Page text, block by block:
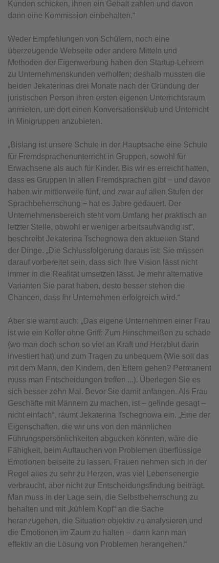
Kunden schicken, ihnen ein Gehalt zahlen und davon
dann eine Kommission einbehalten.“
Weder Empfehlungen von Schülern, noch eine
überzeugende Webseite oder andere Mitteln und
Methoden der Eigenwerbung haben den Startup-Lehrern
zu Unternehmenskunden verholfen; deshalb mussten die
beiden Jekaterinas drei Monate nach der Gründung der
juristischen Person ihren ersten eigenen Unterrichtsraum
anmieten, um dort einen Konversationsklub und Unterricht
in Minigruppen anzubieten.
„Bislang ist unsere Schule in der Hauptsache eine Schule
für Fremdsprachenunterricht in Gruppen, sowohl für
Erwachsene als auch für Kinder. Bis wir es erreicht hatten,
dass es Gruppen in allen Fremdsprachen gibt − und davon
haben wir mittlerweile fünf, und zwar auf allen Stufen der
Sprachbeherrschung − hat es Jahre gedauert. Der
Unternehmensbereich steht vom Umfang her praktisch an
letzter Stelle, obwohl er weniger arbeitsaufwändig ist“,
beschreibt Jekaterina Tschegnowa den aktuellen Stand
der Dinge. „Die Schlussfolgerung daraus ist: Sie müssen
darauf vorbereitet sein, dass sich Ihre Vision lässt nicht
immer in die Realität umsetzen lässt. Je mehr alternative
Varianten Sie parat haben, desto besser stehen die
Chancen, dass Ihr Unternehmen erfolgreich wird.“
Aber sie warnt auch: „Das eigene Unternehmen einer Frau
ist wie ein Koffer ohne Griff: Zum Hinschmeißen zu schade
(wo man doch schon so viel an Kraft und Herzblut darin
investiert hat) und zum Tragen zu unbequem (Wie soll das
mit dem Mann, den Kindern, den Eltern gehen? Permanent
muss man Entscheidungen treffen ...). Überlegen Sie es
sich besser zehn Mal. Bevor Sie damit anfangen. Als Frau
Geschäfte mit Männern zu machen, ist – gelinde gesagt –
nicht einfach“, räumt Jekaterina Tschegnowa ein. „Eine der
Eigenschaften, die wir uns von den männlichen
Führungspersönlichkeiten abgucken könnten, wäre die
Fähigkeit, beim Auftauchen von Problemen überflüssige
Emotionen beiseite zu lassen. Frauen nehmen sich in der
Regel alles zu sehr zu Herzen, was viel Lebensenergie
verbraucht, aber nicht zur Entscheidungsfindung beiträgt.
Man muss in der Lage sein, die Selbstbeherrschung zu
behalten und mit „kühlem Kopf“ an die Sache
heranzugehen, die Situation objektiv zu analysieren und
die Emotionen im Zaum zu halten – dann kann man
effektiv an die Lösung von Problemen herangehen.“